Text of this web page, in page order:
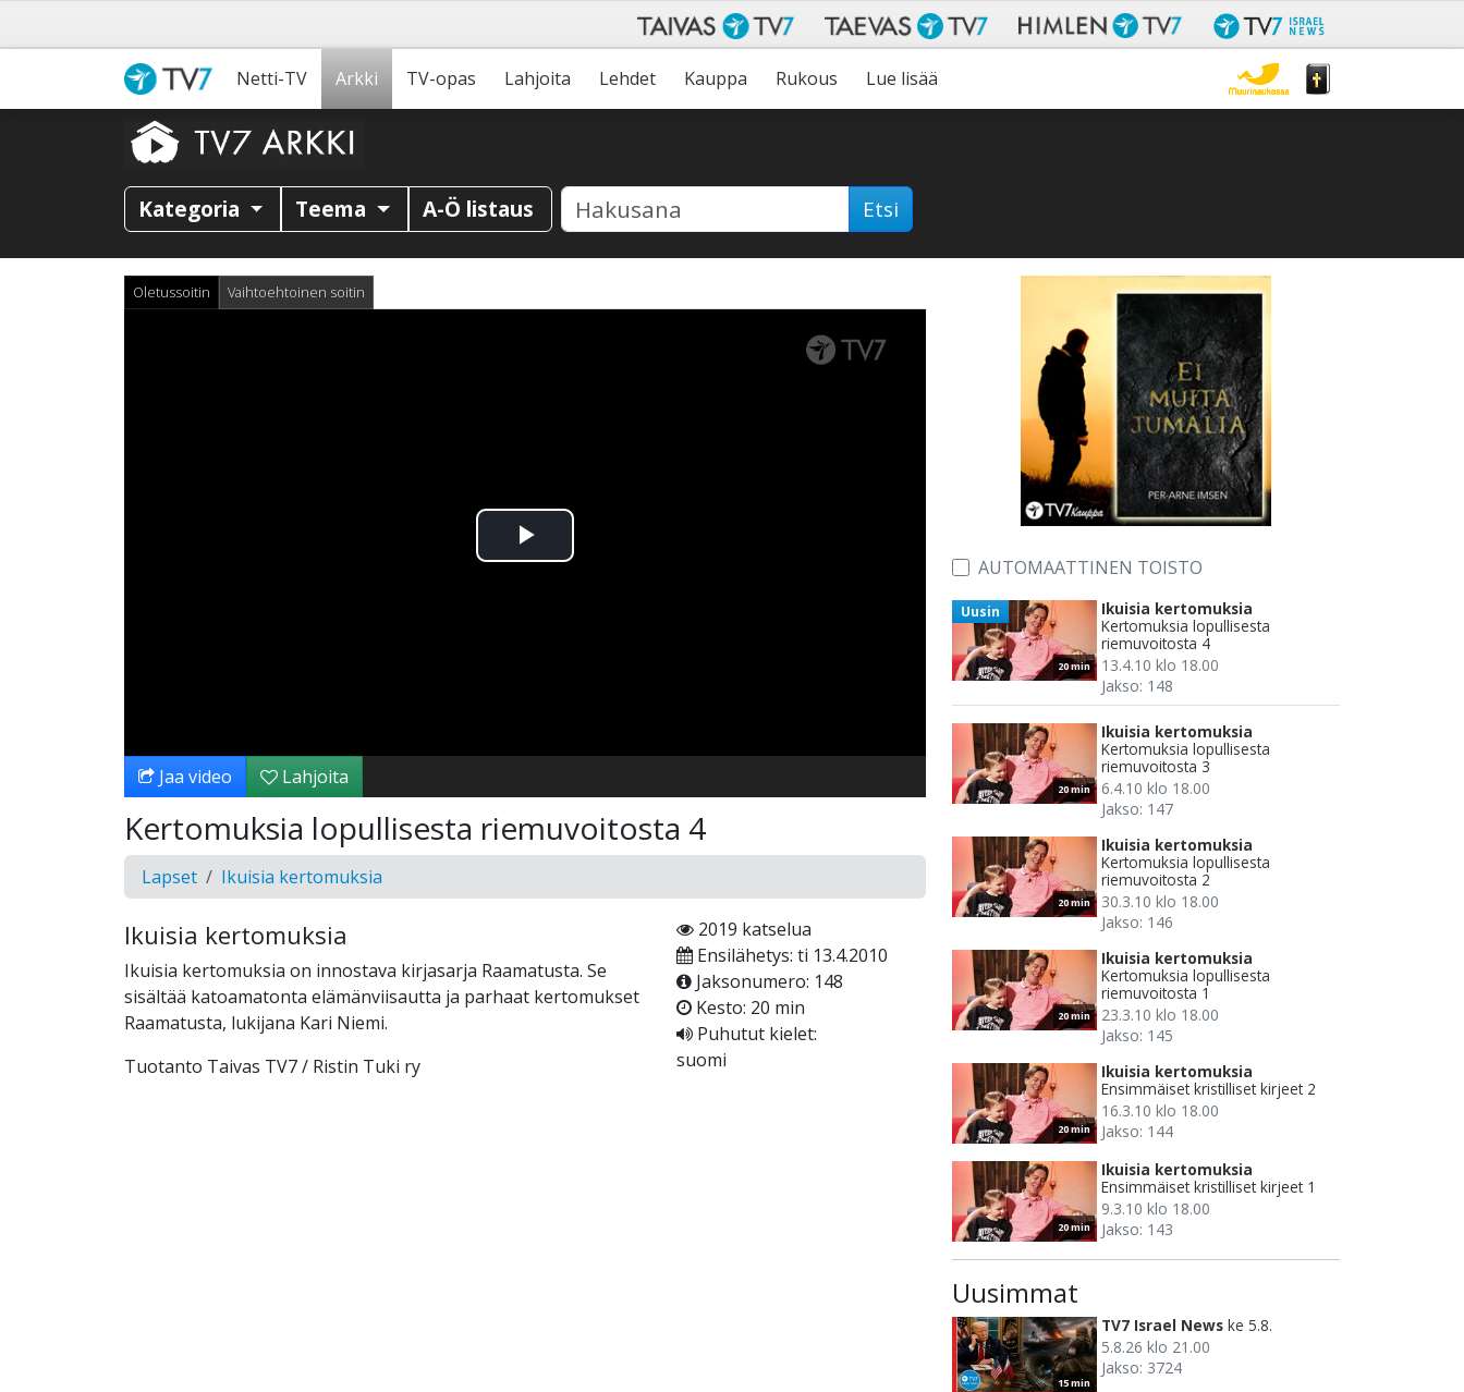
Netti-TV Arkki TV-opas Lahjoita Lehdet Kauppa Rukous Lue lisää
Kategoria Teema A-Ö listaus Etsi
Oletussoitin Vaihtoehtoinen soitin
Toista
Jaa video Lahjoita
Kertomuksia lopullisesta riemuvoitosta 4
Lapset Ikuisia kertomuksia
Ikuisia kertomuksia
Ikuisia kertomuksia on innostava kirjasarja Raamatusta. Se
sisältää katoamatonta elämänviisautta ja parhaat kertomukset
Raamatusta, lukijana Kari Niemi.
Tuotanto Taivas TV7 / Ristin Tuki ry
2019 katselua
Ensilähetys: ti 13.4.2010
Jaksonumero: 148
Kesto: 20 min
Puhutut kielet:
suomi
AUTOMAATTINEN TOISTO
20 min
Uusin
Ikuisia kertomuksia
Kertomuksia lopullisesta
riemuvoitosta 4
13.4.10 klo 18.00
Jakso: 148
20 min
Ikuisia kertomuksia
Kertomuksia lopullisesta
riemuvoitosta 3
6.4.10 klo 18.00
Jakso: 147
20 min
Ikuisia kertomuksia
Kertomuksia lopullisesta
riemuvoitosta 2
30.3.10 klo 18.00
Jakso: 146
20 min
Ikuisia kertomuksia
Kertomuksia lopullisesta
riemuvoitosta 1
23.3.10 klo 18.00
Jakso: 145
20 min
Ikuisia kertomuksia
Ensimmäiset kristilliset kirjeet 2
16.3.10 klo 18.00
Jakso: 144
20 min
Ikuisia kertomuksia
Ensimmäiset kristilliset kirjeet 1
9.3.10 klo 18.00
Jakso: 143
Uusimmat
15 min
TV7 Israel News ke 5.8.
5.8.26 klo 21.00
Jakso: 3724